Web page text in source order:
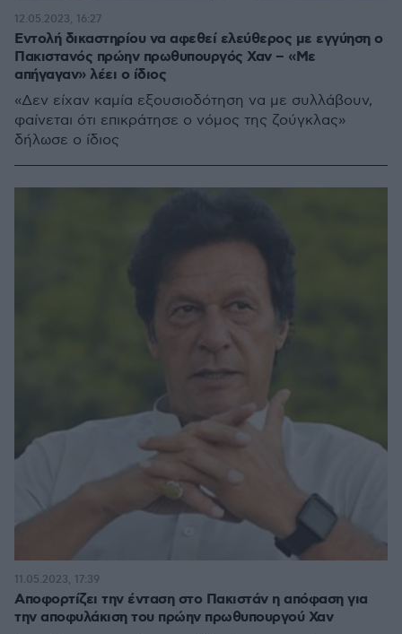
Εντολή δικαστηρίου να αφεθεί ελεύθερος με εγγύηση ο
Πακιστανός πρώην πρωθυπουργός Χαν – «Με
απήγαγαν» λέει ο ίδιος
«Δεν είχαν καμία εξουσιοδότηση να με συλλάβουν,
φαίνεται ότι επικράτησε ο νόμος της ζούγκλας»
δήλωσε ο ίδιος
12.05.2023, 16:27
Αποφορτίζει την ένταση στο Πακιστάν η απόφαση για
την αποφυλάκιση του πρώην πρωθυπουργού Χαν
11.05.2023, 17:39